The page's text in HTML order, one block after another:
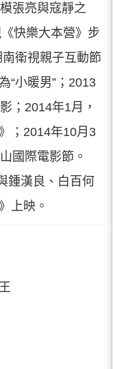
張亮與寇靜之
快樂大本營》步
衛視親子互動節
“小暖男”；2013
；2014年1月，
；2014年10月3
國際電影節。
鍾漢良、白百何
上映。